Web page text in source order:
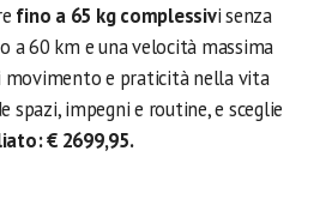
fino a 65 kg complessivi senza
a 60 km e una velocità massima
movimento e praticità nella vita
spazi, impegni e routine, e sceglie
€ 2699,95.